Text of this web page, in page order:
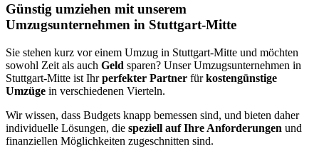
Günstig umziehen mit unserem
Umzugsunternehmen in Stuttgart-Mitte
Sie stehen kurz vor einem Umzug in Stuttgart-Mitte und möchten
sowohl Zeit als auch Geld sparen? Unser Umzugsunternehmen in
Stuttgart-Mitte ist Ihrperfekter Partner fürkostengünstige
Umzüge in verschiedenen Vierteln.
Wir wissen, dass Budgets knapp bemessen sind, und bieten daher
individuelle Lösungen, die speziell auf Ihre Anforderungen und
finanziellen Möglichkeiten zugeschnitten sind.